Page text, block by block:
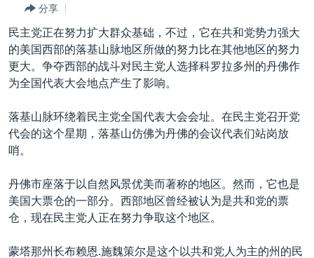
容
转
航
转
索
港澳
国际
最新国际新闻
印太
中东
欧洲
美洲
全球议题
分类新闻
经济·金融·贸易
人权·法律·宗教
科教·文娱·体健
劳工
环境
美中关系
热点专题
白宫要闻
美中关系
美国建国250周年
VOA视频
中文广播
分享
民主党正在努力扩大群众基础，不过，它在共和党势力强大
的美国西部的落基山脉地区所做的努力比在其他地区的努力
更大。争夺西部的战斗对民主党人选择科罗拉多州的丹佛作
为全国代表大会地点产生了影响。
落基山脉环绕着民主党全国代表大会会址。在民主党召开党
代会的这个星期，落基山仿佛为丹佛的会议代表们站岗放
哨。
丹佛市座落于以自然风景优美而著称的地区。然而，它也是
美国大票仓的一部分。西部地区曾经被认为是共和党的票
仓，现在民主党人正在努力争取这个地区。
蒙塔那州长布赖恩.施魏策尔是这个以共和党人为主的州的民